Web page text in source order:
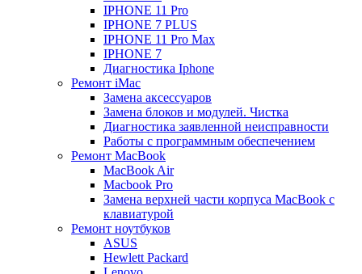
IPHONE 11 Pro
IPHONE 7 PLUS
IPHONE 11 Pro Max
IPHONE 7
Диагностика Iphone
Ремонт iMac
Замена аксессуаров
Замена блоков и модулей. Чистка
Диагностика заявленной неисправности
Работы с программным обеспечением
Ремонт MacBook
MacBook Air
Macbook Pro
Замена верхней части корпуса MacBook с
клавиатурой
Ремонт ноутбуков
ASUS
Hewlett Packard